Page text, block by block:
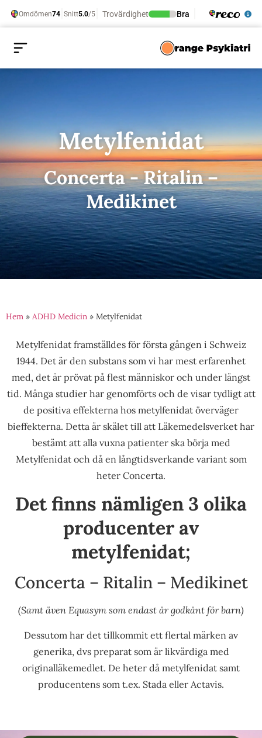
Metylfenidat
Concerta - Ritalin –
Medikinet
Hem » ADHD Medicin » Metylfenidat
Metylfenidat framställdes för första gången i Schweiz
1944. Det är den substans som vi har mest erfarenhet
med, det är prövat på flest människor och under längst
tid. Många studier har genomförts och de visar tydligt att
de positiva effekterna hos metylfenidat överväger
bieffekterna. Detta är skälet till att Läkemedelsverket har
bestämt att alla vuxna patienter ska börja med
Metylfenidat och då en långtidsverkande variant som
heter Concerta.
Det finns nämligen 3 olika
producenter av
metylfenidat;
Concerta – Ritalin – Medikinet
(Samt även Equasym som endast är godkänt för barn)
Dessutom har det tillkommit ett flertal märken av
generika, dvs preparat som är likvärdiga med
originalläkemedlet. De heter då metylfenidat samt
producentens som t.ex. Stada eller Actavis.